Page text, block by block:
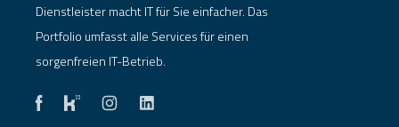
Dienstleister macht IT für Sie einfacher. Das
Portfolio umfasst alle Services für einen
sorgenfreien IT-Betrieb.